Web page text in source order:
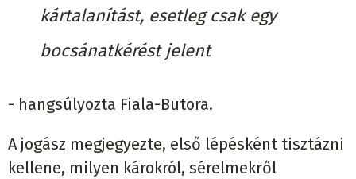
kártalanítást, esetleg csak egy
bocsánatkérést jelent
- hangsúlyozta Fiala-Butora.
A jogász megjegyezte, első lépésként tisztázni
kellene, milyen károkról, sérelmekről